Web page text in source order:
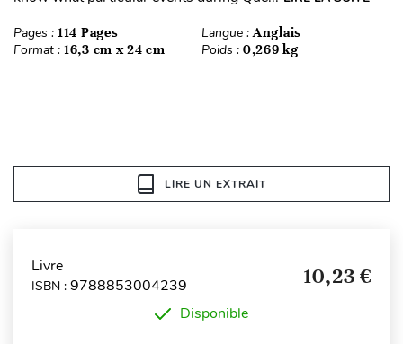
Pages : 114 Pages Langue :Anglais
Format : 16,3 cm x 24 cm Poids : 0,269 kg
LIRE UN EXTRAIT
Livre
ISBN : 9788853004239 10,23 €
Disponible